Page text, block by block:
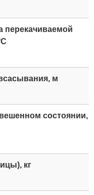
перекачиваемой
м
состоянии,
кг